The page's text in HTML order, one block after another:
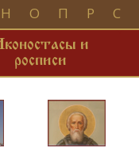
Н О П Р С
и
росписи